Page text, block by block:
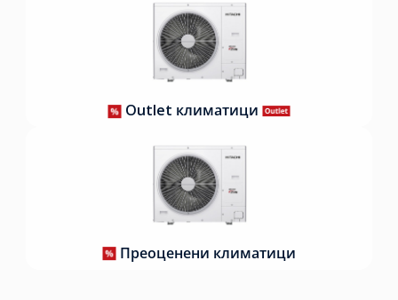
Outlet климатици
Преоценени климатици